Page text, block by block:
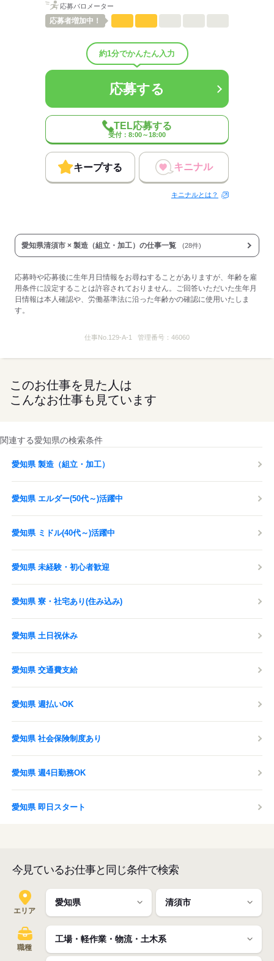
職場の様子
配属先部署：
組み立てをお願いします
（男10：女0）
応募する
応募バロメーター
応募者増加中！
約1分でかんたん入力
応募する
TEL応募する
受付：8:00～18:00
キープする キニナル
キニナルとは？
愛知県清須市 × 製造（組立・加工）の仕事一覧 (28件)
応募時や応募後に生年月日情報をお尋ねすることがありますが、年齢を雇
用条件に設定することは許容されておりません。ご回答いただいた生年月
日情報は本人確認や、労働基準法に沿った年齢かの確認に使用いたしま
す。
仕事No. 129-A-1 管理番号：46060
このお仕事を見た人は
こんなお仕事も見ています
関連する愛知県の検索条件
愛知県 製造（組立・加工）
愛知県 エルダー(50代～)活躍中
愛知県 ミドル(40代～)活躍中
愛知県 未経験・初心者歓迎
愛知県 寮・社宅あり(住み込み)
愛知県 土日祝休み
愛知県 交通費支給
愛知県 週払いOK
愛知県 社会保険制度あり
愛知県 週4日勤務OK
愛知県 即日スタート
今見ているお仕事と同じ条件で検索
エリア
職種